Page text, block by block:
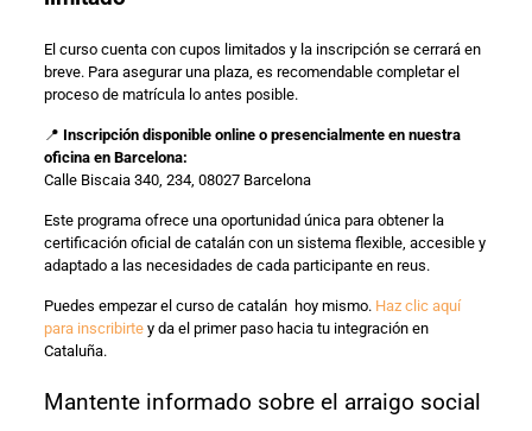
El curso cuenta con cupos limitados y la inscripción se cerrará en
breve. Para asegurar una plaza, es recomendable completar el
proceso de matrícula lo antes posible.
📍 Inscripción disponible online o presencialmente en nuestra
oficina en Barcelona:
Calle Biscaia 340, 234, 08027 Barcelona
Este programa ofrece una oportunidad única para obtener la
certificación oficial de catalán con un sistema flexible, accesible y
adaptado a las necesidades de cada participante en reus.
Puedes empezar el curso de catalán hoy mismo. Haz clic aquí
para inscribirtey da el primer paso hacia tu integración en
Cataluña.
Mantente informado sobre el arraigo social